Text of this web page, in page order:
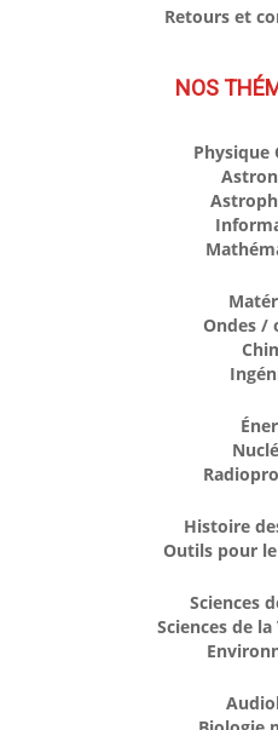
Retours et
NOS
Physique
Ondes /
Histoire
Outils pour
Sciences
Sciences de